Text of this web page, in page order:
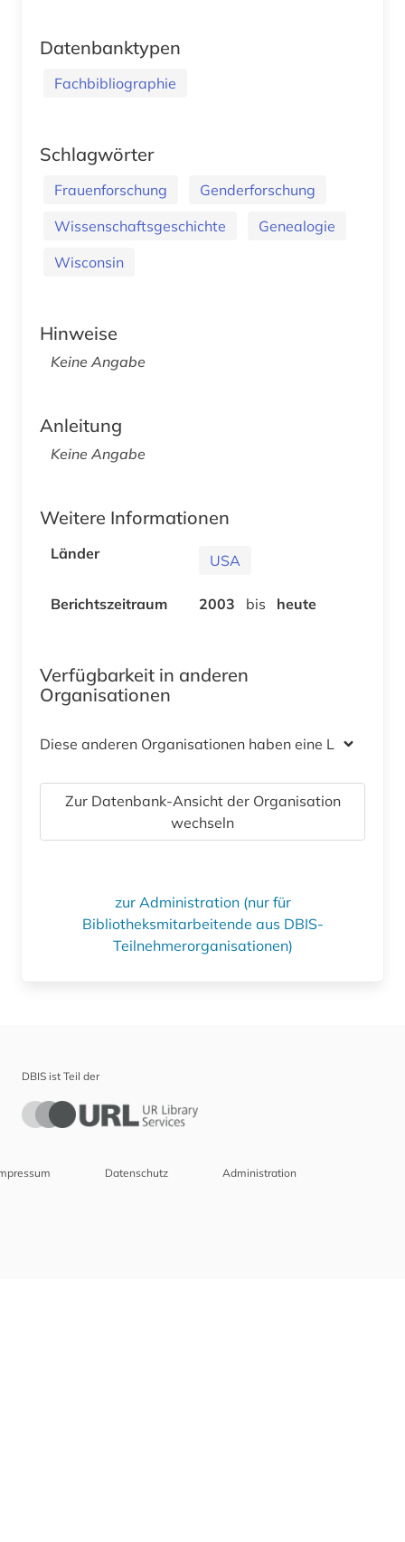
Datenbanktypen
Fachbibliographie
Schlagwörter
Frauenforschung
Genderforschung
Wissenschaftsgeschichte
Genealogie
Wisconsin
Hinweise
Keine Angabe
Anleitung
Keine Angabe
Weitere Informationen
Länder USA
Berichtszeitraum 2003 bis heute
Verfügbarkeit in anderen
Organisationen
Diese anderen Organisationen haben eine Lizenz
Zur Datenbank-Ansicht der Organisation
wechseln
zur Administration (nur für
Bibliotheksmitarbeitende aus DBIS-
Teilnehmerorganisationen)
DBIS ist Teil der
Datenschutz Administration